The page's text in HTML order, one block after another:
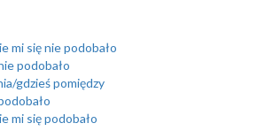
mi się nie podobało
podobało
gdzieś pomiędzy
mi się podobało